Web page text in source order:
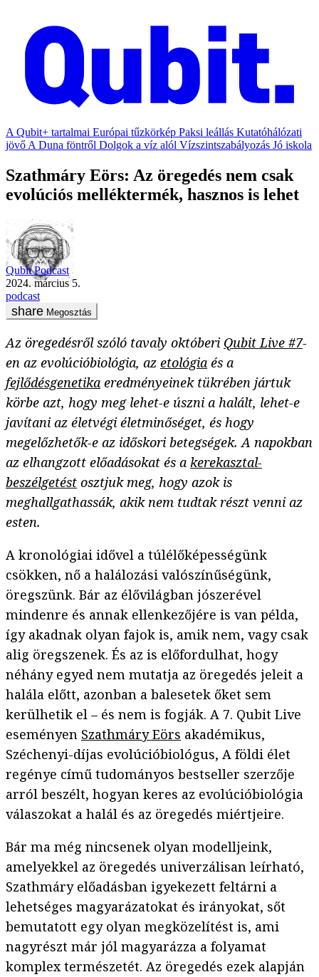
A Qubit+ tartalmai Európai tűzkörkép Paksi leállás Kutatóhálózati
jövő A Duna föntről Dolgok a víz alól Vízszintszabályozás Jó iskola
Szathmáry Eörs: Az öregedés nem csak
evolúciós melléktermék, hasznos is lehet
Qubit Podcast
2024. március 5.
podcast
Megosztás
Az öregedésről szóló tavaly októberi Qubit Live #7-
en az evolúcióbiológia, az etológia és a
fejlődésgenetika eredményeinek tükrében jártuk
körbe azt, hogy meg lehet-e úszni a halált, lehet-e
javítani az életvégi életminőséget, és hogy
megelőzhetők-e az időskori betegségek. A napokban
az elhangzott előadásokat és a kerekasztal-
beszélgetést osztjuk meg, hogy azok is
meghallgathassák, akik nem tudtak részt venni az
esten.
A kronológiai idővel a túlélőképességünk
csökken, nő a halálozási valószínűségünk,
öregszünk. Bár az élővilágban jószerével
mindenre és annak ellenkezőjére is van példa,
így akadnak olyan fajok is, amik nem, vagy csak
alig öregszenek. És az is előfordulhat, hogy
néhány egyed nem mutatja az öregedés jeleit a
halála előtt, azonban a balesetek őket sem
kerülhetik el – és nem is fogják. A 7. Qubit Live
eseményen Szathmáry Eörs akadémikus,
Széchenyi-díjas evolúcióbiológus, A földi élet
regénye című tudományos bestseller szerzője
arról beszélt, hogyan keres az evolúcióbiológia
válaszokat a halál és az öregedés miértjeire.
Bár ma még nincsenek olyan modelljeink,
amelyekkel az öregedés univerzálisan leírható,
Szathmáry előadásban igyekezett feltárni a
lehetséges magyarázatokat és irányokat, sőt
bemutatott egy olyan megközelítést is, ami
nagyrészt már jól magyarázza a folyamat
komplex természetét. Az öregedés ezek alapján